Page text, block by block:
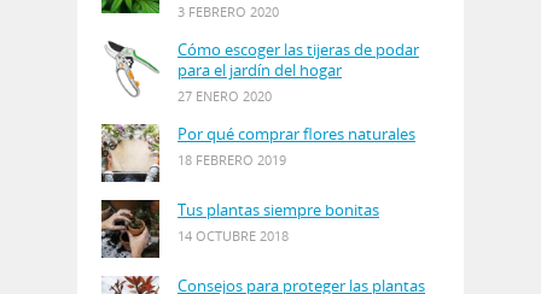
3 FEBRERO 2020
Cómo escoger las tijeras de podar
para el jardín del hogar
27 ENERO 2020
Por qué comprar flores naturales
18 FEBRERO 2019
Tus plantas siempre bonitas
14 OCTUBRE 2018
Consejos para proteger las plantas